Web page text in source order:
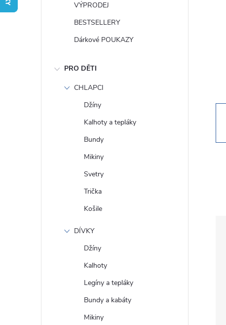
VÝPRODEJ
BESTSELLERY
Dárkové POUKAZY
PRO DĚTI
CHLAPCI
Džíny
Kalhoty a tepláky
Bundy
Mikiny
Svetry
Trička
Košile
DÍVKY
Džíny
Kalhoty
Legíny a tepláky
Bundy a kabáty
Mikiny